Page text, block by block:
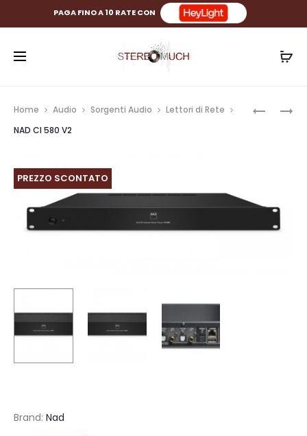
PAGA FINO A 10 RATE CON
Home Audio Sorgenti Audio
Lettori di Rete
NAD CI 580 V2
PREZZO SCONTATO
Brand: Nad